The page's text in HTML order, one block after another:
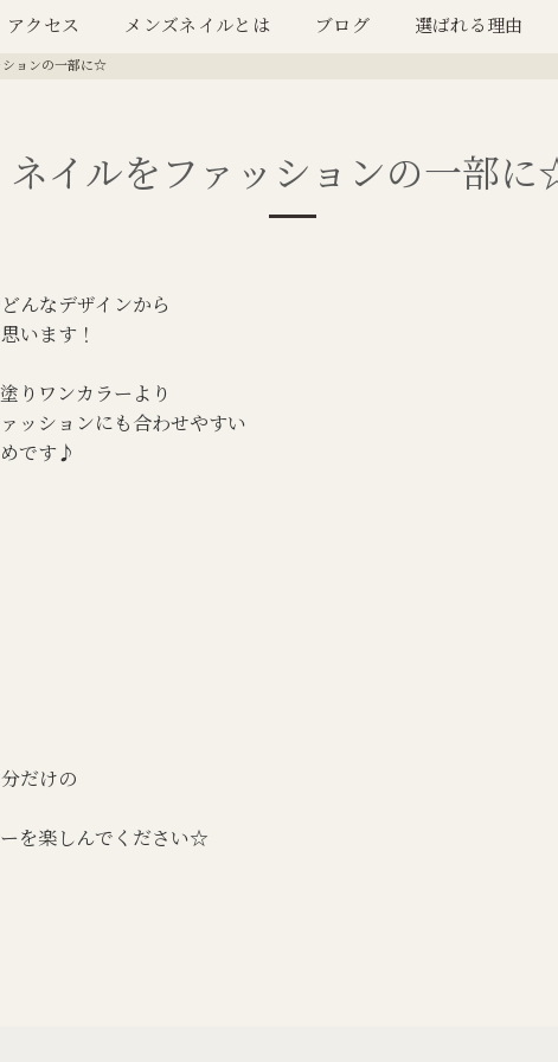
アクセス メンズネイルとは ブログ 選ばれる理由
ションの一部に☆
ネイルをファッションの一部
んなデザインから
います！
りワンカラーより
ッションにも合わせやすい
です♪
だけの
を楽しんでください☆